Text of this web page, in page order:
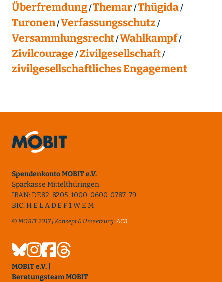
Überfremdung Themar Thügida
Turonen Verfassungsschutz
Versammlungsrecht Wahlkampf
Zivilcourage Zivilgesellschaft
zivilgesellschaftliches Engagement
Spendenkonto MOBIT e.V.
Sparkasse Mittelthüringen
IBAN: DE82 8205 1000 0600 0787 79
BIC: H E L A D E F 1 W E M
© MOBIT 2017 | Konzept & Umsetzung:ACB
MOBIT e.V. |
Beratungsteam MOBIT